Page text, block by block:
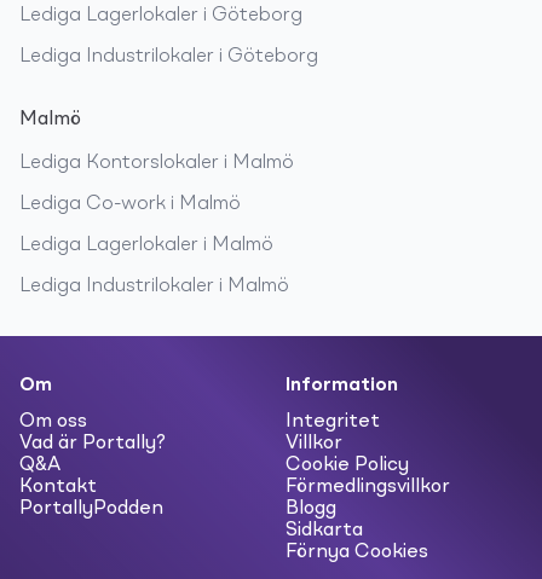
Lediga Lagerlokaler i Göteborg
Lediga Industrilokaler i Göteborg
Malmö
Lediga Kontorslokaler i Malmö
Lediga Co-work i Malmö
Lediga Lagerlokaler i Malmö
Lediga Industrilokaler i Malmö
Om
Om oss
Vad är Portally?
Q&A
Kontakt
PortallyPodden
Information
Integritet
Villkor
Cookie Policy
Förmedlingsvillkor
Blogg
Sidkarta
Förnya Cookies